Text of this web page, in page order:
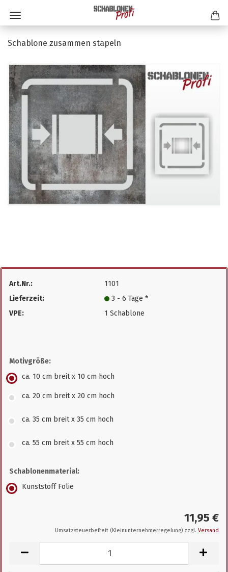
Schablone zusammen stapeln
Art.Nr.:
1101
Lieferzeit:
3 - 6 Tage *
VPE:
1 Schablone
Motivgröße:
ca. 10 cm breit x 10 cm hoch
ca. 20 cm breit x 20 cm hoch
ca. 35 cm breit x 35 cm hoch
ca. 55 cm breit x 55 cm hoch
Schablonenmaterial:
Kunststoff Folie
11,95 €
Umsatzsteuerbefreit (Kleinunternehmerregelung) zzgl. Versand